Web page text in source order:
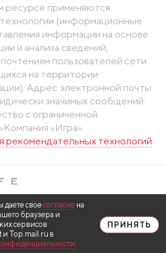
ресурсе применяются
(информационные
информации на основе
и анализа сведений,
пользователей сети
на территории
Адрес электронной почты
значимых сообщений:
с ограниченной
«Игра».
рекомендательных технологий
даете свое согласие на
браузера и
сервисов
Top.mail.ru в
.
ПРИНЯТЬ